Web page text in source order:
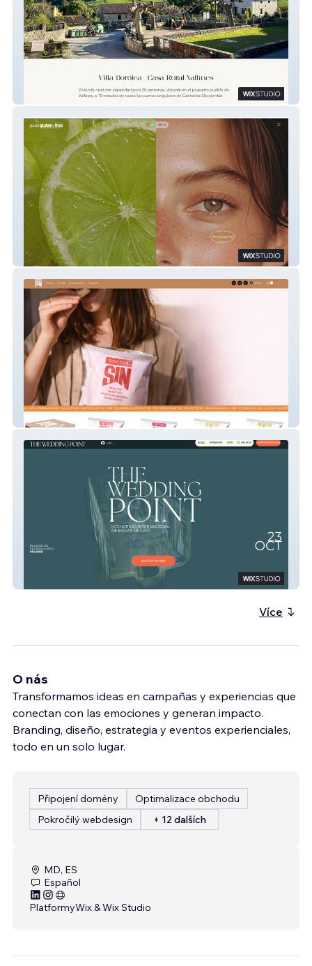
Villa Dorotea
Spain Gluten Free
Dr SIN
Congreso de Bodas de Lujo de Madrid
Více
O nás
Transformamos ideas en campañas y experiencias que
conectan con las emociones y generan impacto.
Branding, diseño, estrategia y eventos experienciales,
todo en un solo lugar.
Připojení domény
Optimalizace obchodu
Pokročilý webdesign
+ 12 dalších
MD, ES
Español
PlatformyWix & Wix Studio